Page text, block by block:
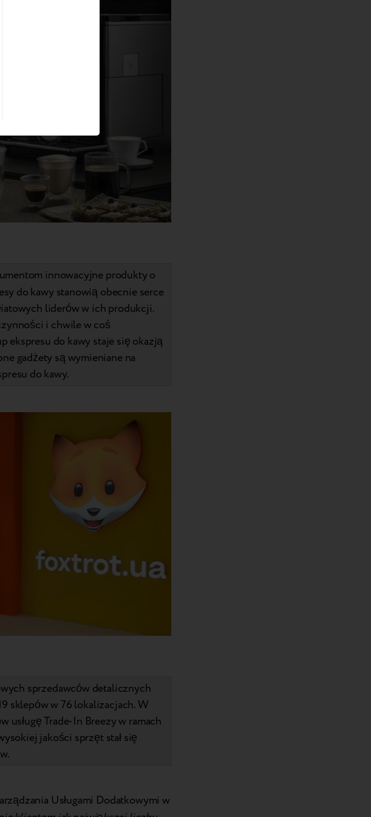
innowacyjne produkty o
do kawy stanowią obecnie serce
liderów w ich produkcji.
i chwile w coś
ekspresu do kawy staje się okazją
gadżety są wymieniane na
do kawy.
sprzedawców detalicznych
sklepów w 76 lokalizacjach. W
usługę Trade-In Breezy w ramach
jakości sprzęt stał się
Usługami Dodatkowymi w